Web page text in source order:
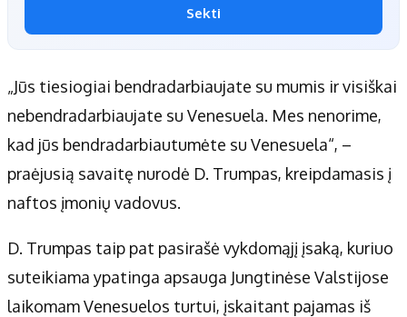
Sekti
„Jūs tiesiogiai bendradarbiaujate su mumis ir visiškai
nebendradarbiaujate su Venesuela. Mes nenorime,
kad jūs bendradarbiautumėte su Venesuela“, –
praėjusią savaitę nurodė D. Trumpas, kreipdamasis į
naftos įmonių vadovus.
D. Trumpas taip pat pasirašė vykdomąjį įsaką, kuriuo
suteikiama ypatinga apsauga Jungtinėse Valstijose
laikomam Venesuelos turtui, įskaitant pajamas iš